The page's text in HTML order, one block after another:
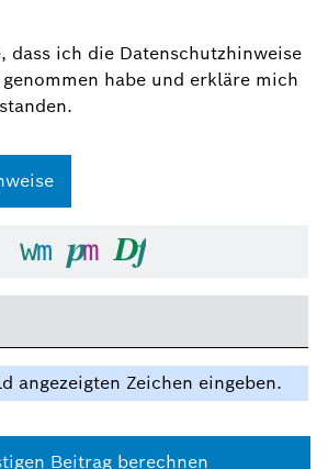
dass ich die Datenschutzhinweise
habe und erkläre mich
angezeigten Zeichen eingeben.
Beitrag berechnen